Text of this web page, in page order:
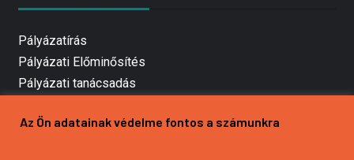
Pályázatírás
Pályázati Előminősítés
Pályázati tanácsadás
Mezőgazdasági pályázatírás
Az Ön adatainak védelme fontos a számunkra